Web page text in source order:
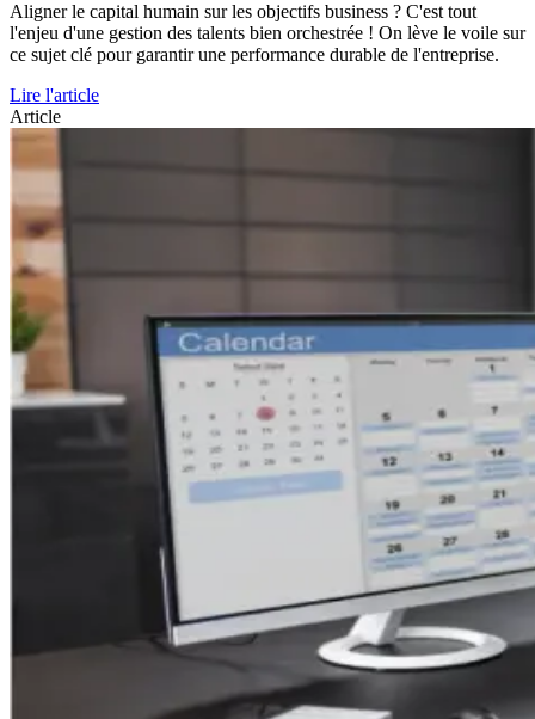
Aligner le capital humain sur les objectifs business ? C'est tout
l'enjeu d'une gestion des talents bien orchestrée ! On lève le voile sur
ce sujet clé pour garantir une performance durable de l'entreprise.
Lire l'article
Article